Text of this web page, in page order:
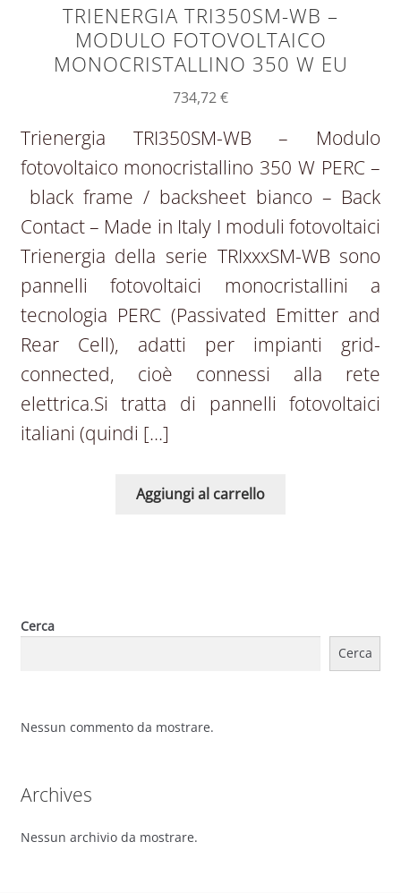
TRIENERGIA TRI350SM-WB –
MODULO FOTOVOLTAICO
MONOCRISTALLINO 350 W EU
734,72€
Trienergia TRI350SM-WB – Modulo
fotovoltaico monocristallino 350 W PERC –
black frame / backsheet bianco – Back
Contact – Made in Italy I moduli fotovoltaici
Trienergia della serie TRIxxxSM-WB sono
pannelli fotovoltaici monocristallini a
tecnologia PERC (Passivated Emitter and
Rear Cell), adatti per impianti grid-
connected, cioè connessi alla rete
elettrica.Si tratta di pannelli fotovoltaici
italiani (quindi […]
Aggiungi al carrello
Cerca
Cerca
Nessun commento da mostrare.
Archives
Nessun archivio da mostrare.